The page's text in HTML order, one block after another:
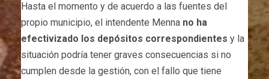
Hasta el momento y de acuerdo a las fuentes del
propio municipio, el intendente Menna no ha
efectivizado los depósitos correspondientes y la
situación podría tener graves consecuencias si no
cumplen desde la gestión, con el fallo que tiene